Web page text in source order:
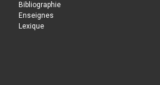
Bibliographie
Enseignes
Lexique